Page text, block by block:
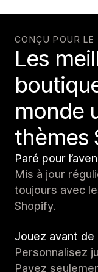
CONÇU POUR LE
Les
monde
thèmes
Paré pour
Mis à jour
toujours avec
Shopify.
Jouez avant de
Personnalisez
Payez